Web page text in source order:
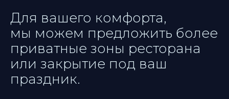
Для вашего комфорта,
мы можем предложить более
приватные зоны ресторана
или закрытие под ваш
праздник.